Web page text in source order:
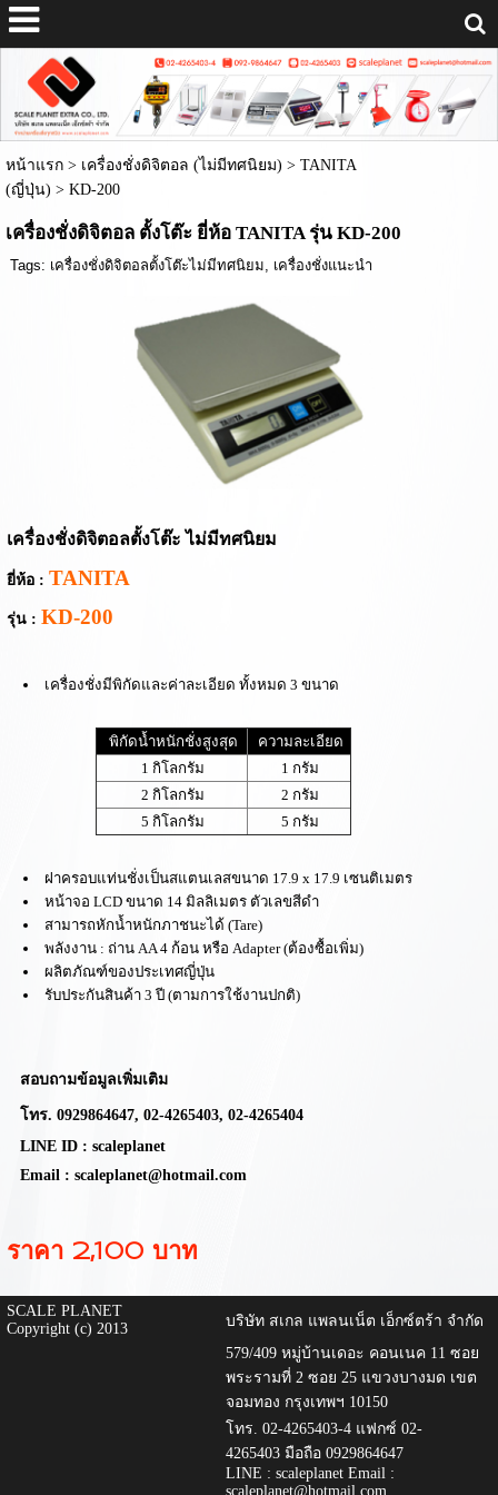
หน้าแรก> เครื่องชั่งดิจิตอล (ไม่มีทศนิยม) > TANITA
(ญี่ปุ่น) > KD-200
เครื่องชั่งดิจิตอล ตั้งโต๊ะ ยี่ห้อ TANITA รุ่น KD-200
Tags: เครื่องชั่งดิจิตอลตั้งโต๊ะไม่มีทศนิยม, เครื่องชั่งแนะนำ
เครื่องชั่งดิจิตอลตั้งโต๊ะ ไม่มีทศนิยม
ยี่ห้อ : TANITA
รุ่น : KD-200
เครื่องชั่งมีพิกัดและค่าละเอียด ทั้งหมด 3 ขนาด
พิกัดน้ำหนักชั่งสูงสุด
ความละเอียด
1 กิโลกรัม
1 กรัม
2 กิโลกรัม
2 กรัม
5 กิโลกรัม
5 กรัม
ฝาครอบแท่นชั่งเป็นสแตนเลสขนาด 17.9 x 17.9 เซนติเมตร
หน้าจอ LCD ขนาด 14 มิลลิเมตร ตัวเลขสีดำ
สามารถหักน้ำหนักภาชนะได้ (Tare)
พลังงาน : ถ่าน AA 4 ก้อน หรือ Adapter (ต้องซื้อเพิ่ม)
ผลิตภัณฑ์ของประเทศญี่ปุ่น
รับประกันสินค้า 3 ปี (ตามการใช้งานปกติ)
สอบถามข้อมูลเพิ่มเติม
โทร. 0929864647, 02-4265403, 02-4265404
LINE ID : scaleplanet
Email : scaleplanet@hotmail.com
ราคา 2,100 บาท
SCALE PLANET
Copyright (c) 2013
บริษัท สเกล แพลนเน็ต เอ็กซ์ตร้า จำกัด
579/409 หมู่บ้านเดอะ คอนเนค 11 ซอย
พระรามที่ 2 ซอย 25 แขวงบางมด เขต
จอมทอง กรุงเทพฯ 10150
โทร. 02-4265403-4 แฟกซ์ 02-
4265403 มือถือ 0929864647
LINE : scaleplanet Email :
scaleplanet@hotmail.com